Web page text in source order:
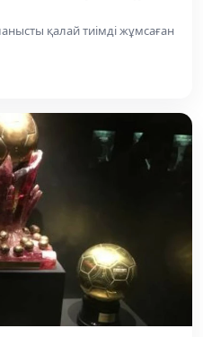
қалай тиімді жұмсаған